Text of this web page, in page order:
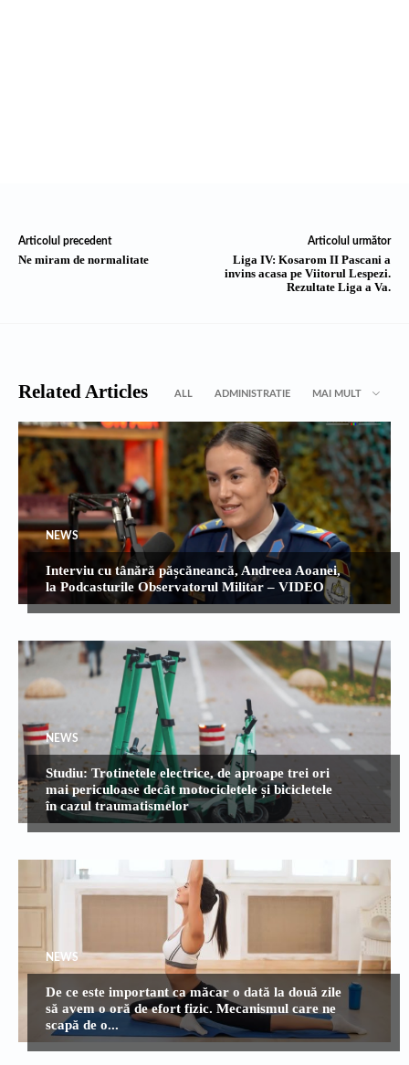
Articolul precedent
Ne miram de normalitate
Articolul următor
Liga IV: Kosarom II Pascani a
invins acasa pe Viitorul Lespezi.
Rezultate Liga a Va.
Related Articles ALL ADMINISTRATIE MAI MULT
NEWS
Interviu cu tânără pășcăneancă, Andreea Aoanei,
la Podcasturile Observatorul Militar – VIDEO
NEWS
Studiu: Trotinetele electrice, de aproape trei ori
mai periculoase decât motocicletele și bicicletele
în cazul traumatismelor
NEWS
De ce este important ca măcar o dată la două zile
să avem o oră de efort fizic. Mecanismul care ne
scapă de o...